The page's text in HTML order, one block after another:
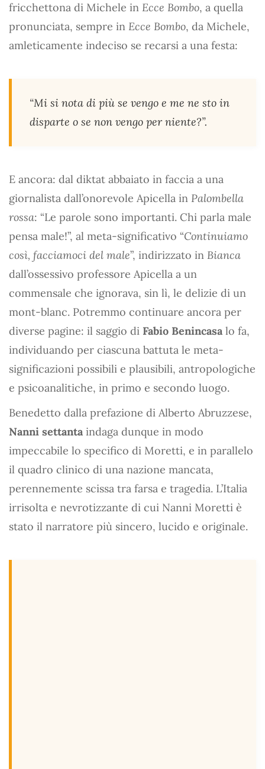
fricchettona di Michele in Ecce Bombo, a quella
pronunciata, sempre in Ecce Bombo, da Michele,
amleticamente indeciso se recarsi a una festa:
“Mi si nota di più se vengo e me ne sto in
disparte o se non vengo per niente?”.
E ancora: dal diktat abbaiato in faccia a una
giornalista dall’onorevole Apicella in Palombella
rossa: “Le parole sono importanti. Chi parla male
pensa male!”, al meta-significativo “Continuiamo
così, facciamoci del male”, indirizzato in Bianca
dall’ossessivo professore Apicella a un
commensale che ignorava, sin lì, le delizie di un
mont-blanc. Potremmo continuare ancora per
diverse pagine: il saggio di Fabio Benincasa lo fa,
individuando per ciascuna battuta le meta-
significazioni possibili e plausibili, antropologiche
e psicoanalitiche, in primo e secondo luogo.
Benedetto dalla prefazione di Alberto Abruzzese,
Nanni settanta indaga dunque in modo
impeccabile lo specifico di Moretti, e in parallelo
il quadro clinico di una nazione mancata,
perennemente scissa tra farsa e tragedia. L’Italia
irrisolta e nevrotizzante di cui Nanni Moretti è
stato il narratore più sincero, lucido e originale.